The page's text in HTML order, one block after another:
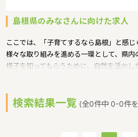
島根県のみなさんに向けた求人
ここでは、「子育てするなら島根」と感じ
様々な取り組みを進める一環として、県内
様子を知ってもらうために、自然を活かし
島根県の人口は685541人（2017/5/1現在
保育所や保育施設が379施設あり、保育士
検索結果一覧 (全0件中 0-0件